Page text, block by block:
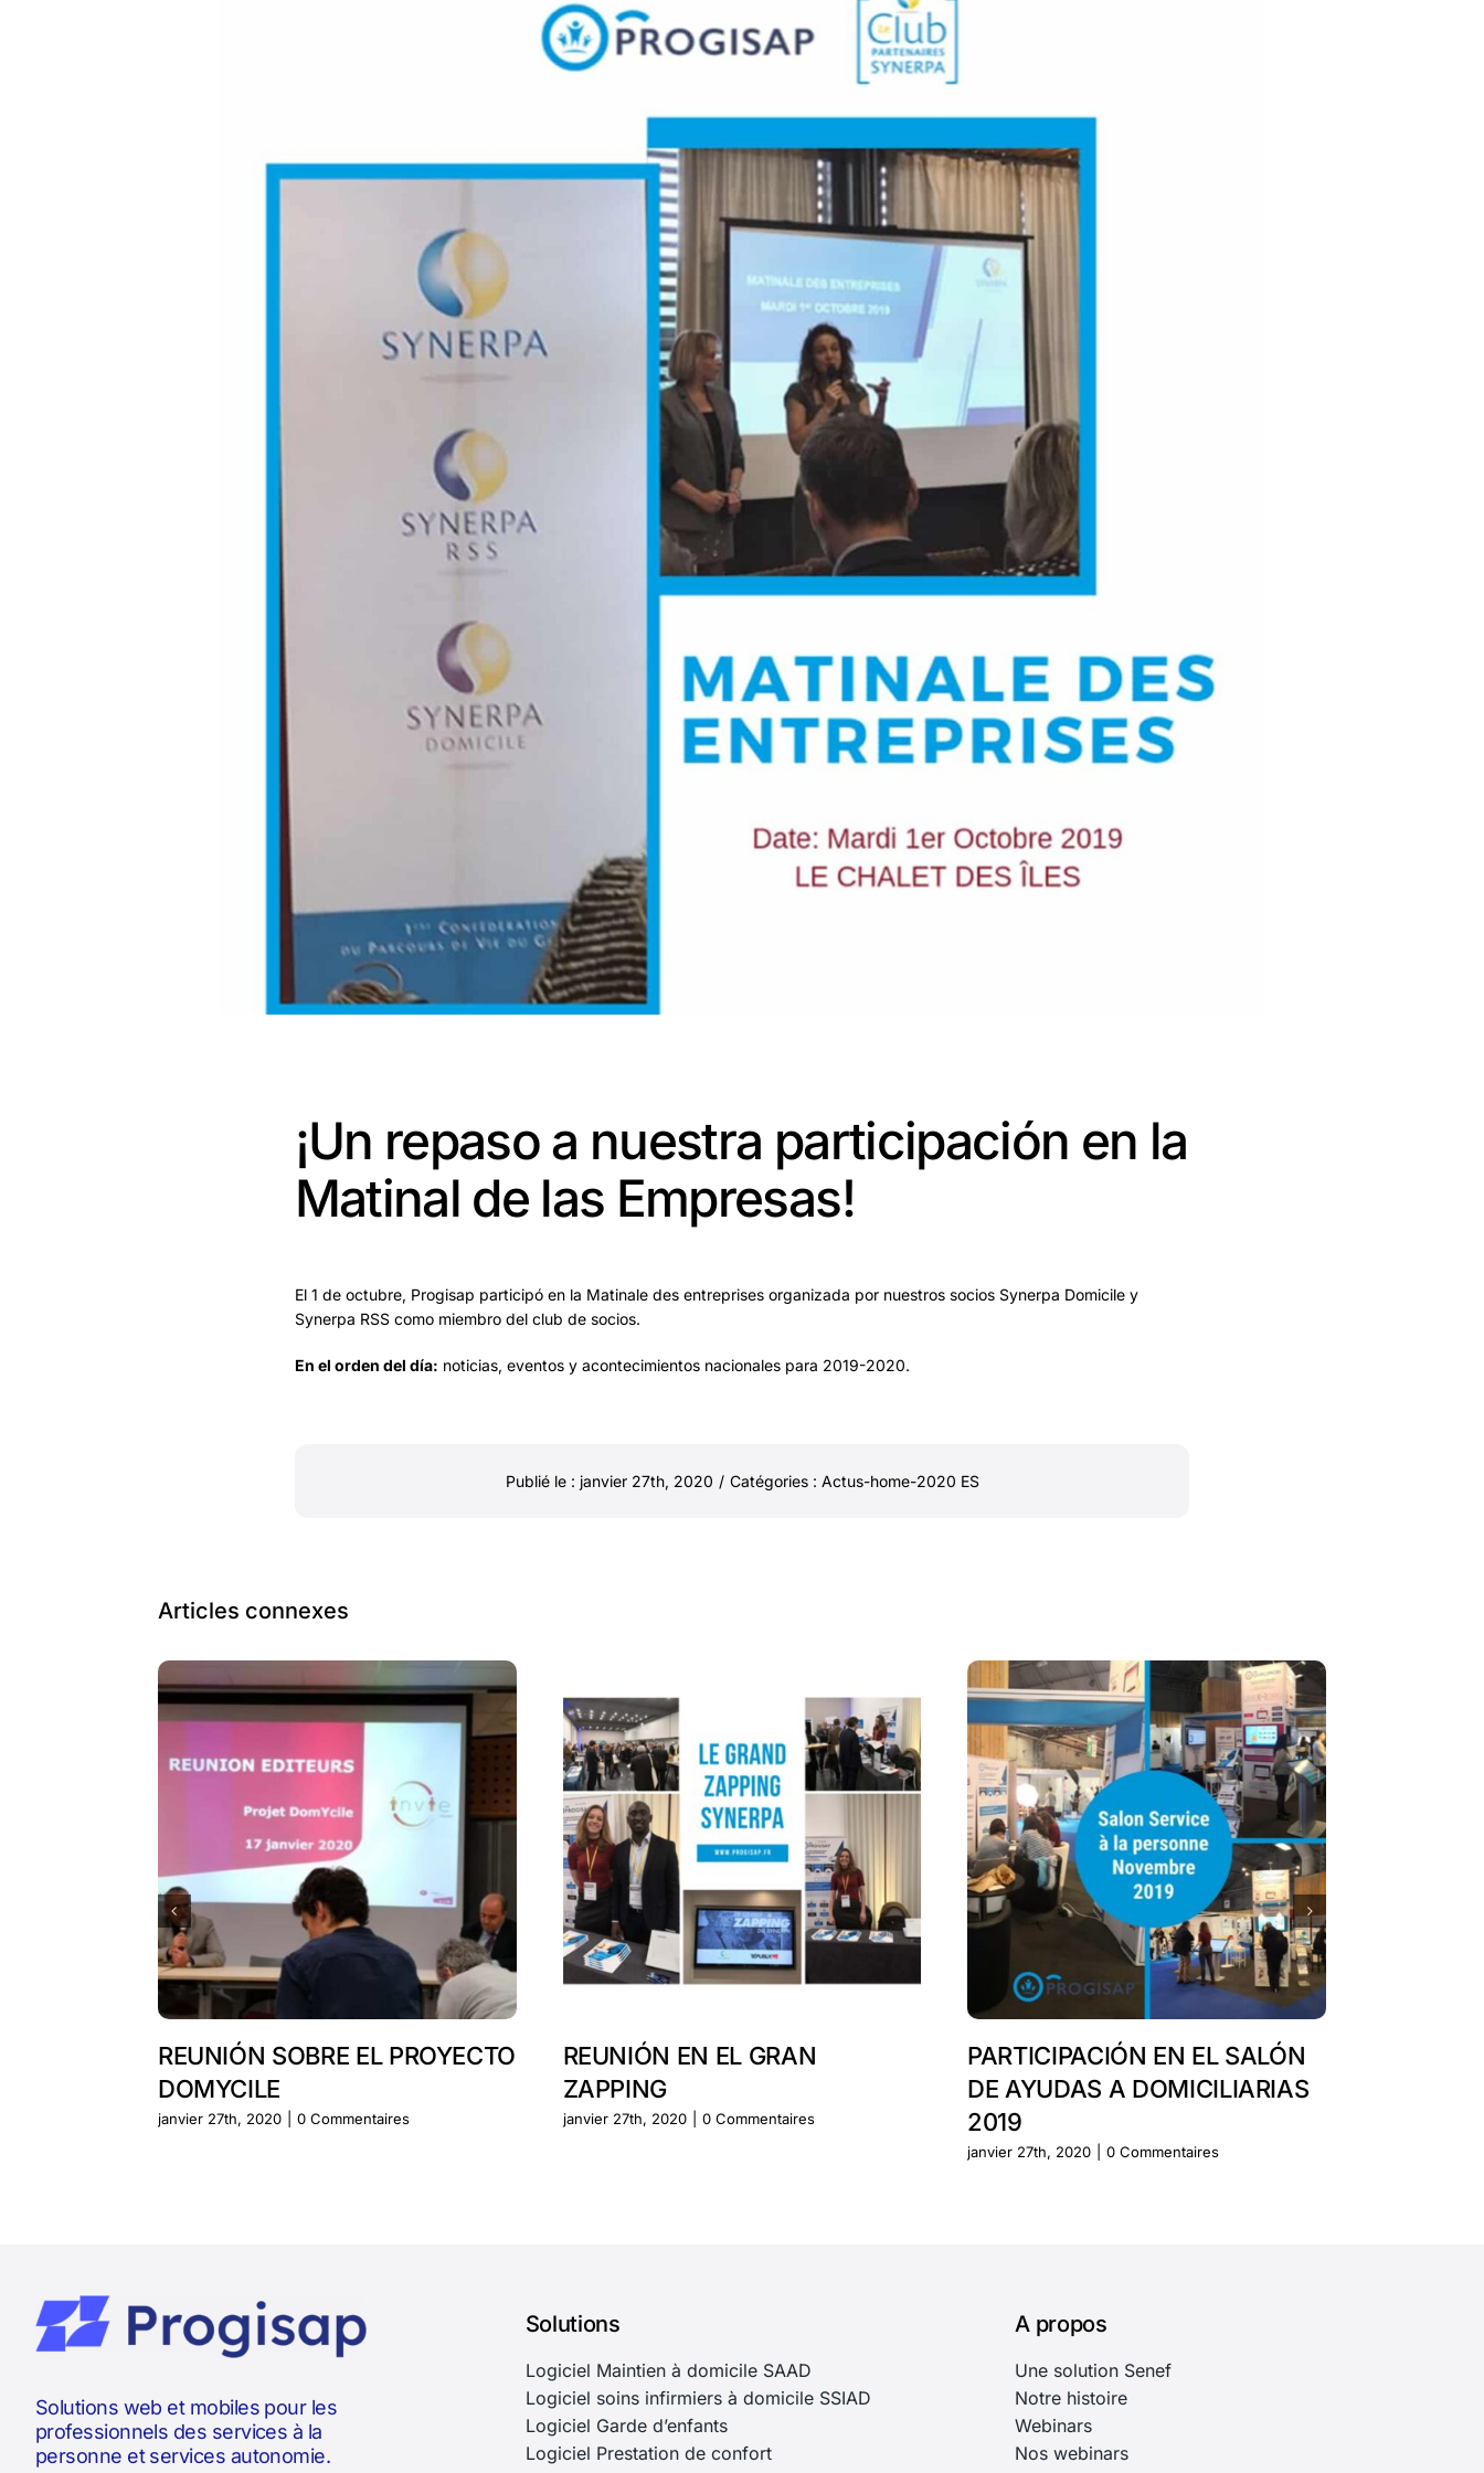
¡Un repaso a nuestra participación en la
Matinal de las Empresas!
El 1 de octubre, Progisap participó en la Matinale des entreprises organizada por nuestros socios Synerpa Domicile y
Synerpa RSS como miembro del club de socios.
En el orden del día: noticias, eventos y acontecimientos nacionales para 2019-2020.
Publié le : janvier 27th, 2020 / Catégories : Actus-home-2020 ES
Articles connexes
REUNIÓN SOBRE EL PROYECTO
DOMYCILE
janvier 27th, 2020 0 Commentaires
REUNIÓN EN EL GRAN
ZAPPING
janvier 27th, 2020 0 Commentaires
PARTICIPACIÓN EN EL SALÓN
DE AYUDAS A DOMICILIARIAS
2019
janvier 27th, 2020 0 Commentaires
Solutions web et mobiles pour les
professionnels des services à la
personne et services autonomie.
Solutions
Logiciel Maintien à domicile SAAD
Logiciel soins infirmiers à domicile SSIAD
Logiciel Garde d’enfants
Logiciel Prestation de confort
A propos
Une solution Senef
Notre histoire
Webinars
Nos webinars